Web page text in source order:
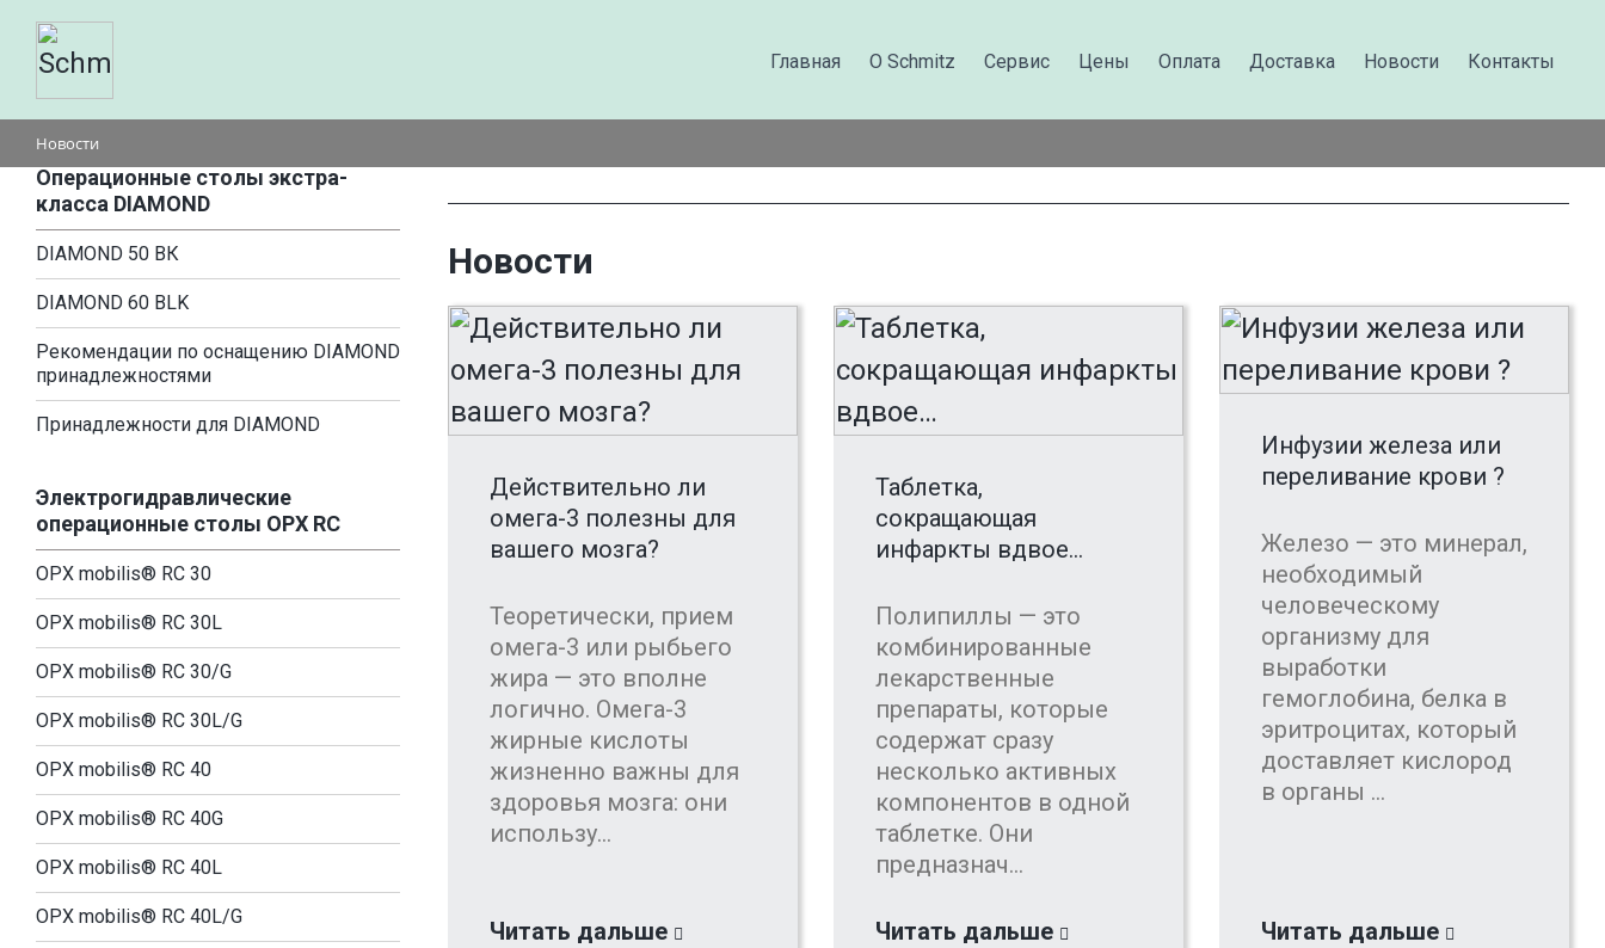
Главная О Schmitz Сервис Цены Оплата Доставка Новости Контакты
Новости
Операционные столы экстра-
класса DIAMOND
DIAMOND 50 ВК
DIAMOND 60 BLK
Рекомендации по оснащению DIAMOND
принадлежностями
Принадлежности для DIAMOND
Электрогидравлические
операционные столы OPX RC
OPX mobilis® RC 30
OPX mobilis® RC 30L
OPX mobilis® RC 30/G
OPX mobilis® RC 30L/G
OPX mobilis® RC 40
OPX mobilis® RC 40G
OPX mobilis® RC 40L
OPX mobilis® RC 40L/G
Новости
Действительно ли
омега-3 полезны для
вашего мозга?
Теоретически, прием
омега-3 или рыбьего
жира — это вполне
логично. Омега-3
жирные кислоты
жизненно важны для
здоровья мозга: они
использу...
Читать дальше
Таблетка,
сокращающая
инфаркты вдвое…
Полипиллы — это
комбинированные
лекарственные
препараты, которые
содержат сразу
несколько активных
компонентов в одной
таблетке. Они
предназнач...
Читать дальше
Инфузии железа или
переливание крови ?
Железо — это минерал,
необходимый
человеческому
организму для
выработки
гемоглобина, белка в
эритроцитах, который
доставляет кислород
в органы ...
Читать дальше